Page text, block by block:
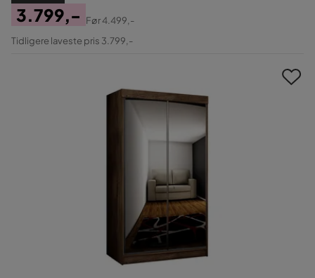
Pris
3.799,-
Original
Før4.499,-
Tidligere laveste pris 3.799,-